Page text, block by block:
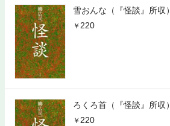
雪おんな（『怪談』所収）
220
ろくろ首（『怪談』所収）
220